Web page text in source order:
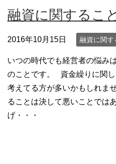
融資に関すること
2016年10月15日 融資に関す
いつの時代でも経営者の悩み
のことです。 資金繰りに関
考えてる方が多いかもしれま
ることは決して悪いことでは
げ・・・